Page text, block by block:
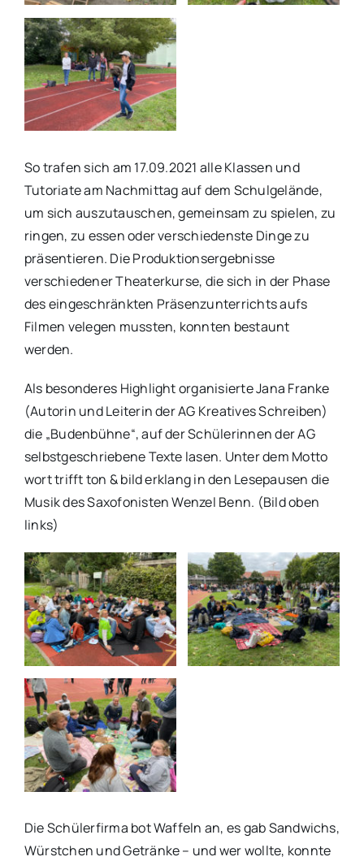
So trafen sich am 17.09.2021 alle Klassen und
Tutoriate am Nachmittag auf dem Schulgelände,
um sich auszutauschen, gemeinsam zu spielen, zu
ringen, zu essen oder verschiedenste Dinge zu
präsentieren. Die Produktionsergebnisse
verschiedener Theaterkurse, die sich in der Phase
des eingeschränkten Präsenzunterrichts aufs
Filmen velegen mussten, konnten bestaunt
werden.
Als besonderes Highlight organisierte Jana Franke
(Autorin und Leiterin der AG Kreatives Schreiben)
die „Budenbühne“, auf der Schülerinnen der AG
selbstgeschriebene Texte lasen. Unter dem Motto
wort trifft ton & bild erklang in den Lesepausen die
Musik des Saxofonisten Wenzel Benn. (Bild oben
links)
Die Schülerfirma bot Waffeln an, es gab Sandwichs,
Würstchen und Getränke – und wer wollte, konnte